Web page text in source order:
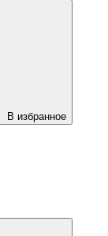
В избранное